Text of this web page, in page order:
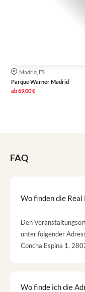
Madrid, ES
Parque Warner Madrid
ab69,00 €
FAQ
Wo finden die
Den
unter folgender
Concha Espina 1,
Wo finde ich die